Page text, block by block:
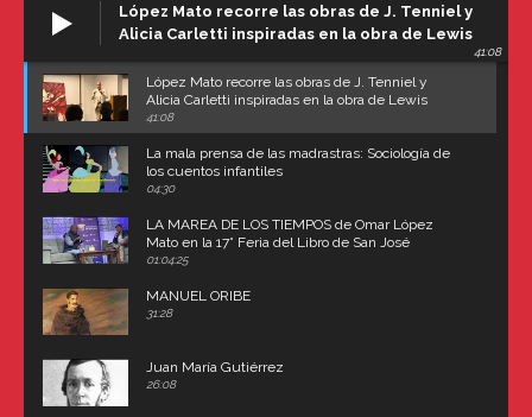
López Mato recorre las obras de J. Tenniel y
Alicia Carletti inspiradas en la obra de Lewis
41:08
López Mato recorre las obras de J. Tenniel y
Alicia Carletti inspiradas en la obra de Lewis
Carroll
41:08
La mala prensa de las madrastras: Sociología de
los cuentos infantiles
04:30
LA MAREA DE LOS TIEMPOS de Omar López
Mato en la 17° Feria del Libro de San José
(Uruguay)
01:04:25
MANUEL ORIBE
31:28
Juan María Gutiérrez
26:08